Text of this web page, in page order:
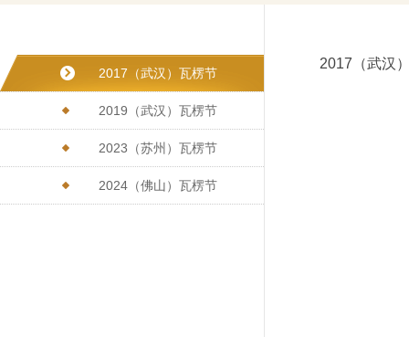
2017（武汉）瓦楞节
2019（武汉）瓦楞节
2023（苏州）瓦楞节
2024（佛山）瓦楞节
2017（武汉